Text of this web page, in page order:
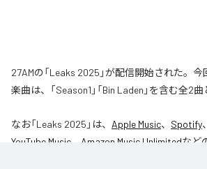
27AMの「Leaks 2025」が配信開始された。
楽曲は、「Season1」「Bin Laden」を含む全2
なお「Leaks 2025 」は、 Apple Music、 Spotify、
YouTube Music
Amazon Music Unlimitedなど